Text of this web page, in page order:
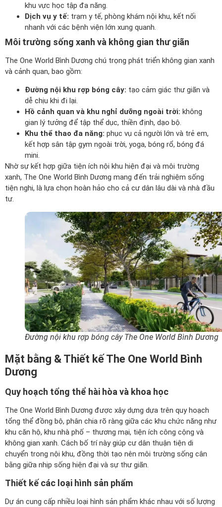
khu vực học tập đa năng.
Dịch vụ y tế: trạm y tế, phòng khám nội khu, kết nối
nhanh với các bệnh viện lớn xung quanh.
Môi trường sống xanh và không gian thư giãn
The One World Bình Dương chú trọng phát triển không gian xanh
và cảnh quan, bao gồm:
Đường nội khu rợp bóng cây: tạo cảm giác thư giãn và
dễ chịu khi đi lại.
Hồ cảnh quan và khu nghỉ dưỡng ngoài trời: không
gian lý tưởng để tập thể dục, thiền định, dạo bộ.
Khu thể thao đa năng: phục vụ cả người lớn và trẻ em,
kết hợp sân tập gym ngoài trời, yoga, bóng rổ, bóng đá
mini.
Nhờ sự kết hợp giữa tiện ích nội khu hiện đại và môi trường
xanh, The One World Bình Dương mang đến trải nghiệm sống
tiện nghi, là lựa chọn hoàn hảo cho cả cư dân lâu dài và nhà đầu
tư.
Đường nội khu rợp bóng cây The One World Bình Dương
Mặt bằng & Thiết kế The One World Bình
Dương
Quy hoạch tổng thể hài hòa và khoa học
The One World Bình Dương được xây dựng dựa trên quy hoạch
tổng thể đồng bộ, phân chia rõ ràng giữa các khu chức năng như
khu căn hộ, khu nhà phố – thương mại, tiện ích công cộng và
không gian xanh. Cách bố trí này giúp cư dân thuận tiện di
chuyển trong nội khu, đồng thời tạo nên môi trường sống cân
bằng giữa nhịp sống hiện đại và sự thư giãn.
Thiết kế các loại hình sản phẩm
Dự án cung cấp nhiều loại hình sản phẩm khác nhau với số lượng